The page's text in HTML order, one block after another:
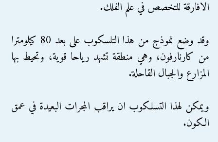
الافارقة للتخصص في علم الفلك.
وقد وضع نموذج من هذا التلسكوب على بعد 80 كيلومترا
من كارنارفون، وهي منطقة تشهد رياحا قوية، وتحيط بها
المزارع والجبال القاحلة.
ويمكن لهذا التسلكوب ان يراقب المجرات البعيدة في عمق
الكون.